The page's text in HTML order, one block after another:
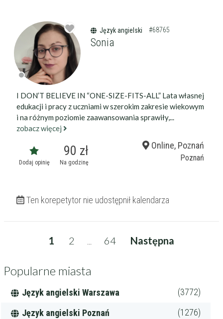
Język angielski #68765
Sonia
I DON’T BELIEVE IN “ONE-SIZE-FITS-ALL” Lata własnej
edukacji i pracy z uczniami w szerokim zakresie wiekowym
i na różnym poziomie zaawansowania sprawiły,...
zobacz więcej
Dodaj opinię
90 zł
Na godzinę
Online, Poznań
Poznań
Ten korepetytor nie udostępnił kalendarza
1 2 ... 64 Następna
Popularne miasta
Język angielski Warszawa (3772)
Język angielski Poznań (1276)